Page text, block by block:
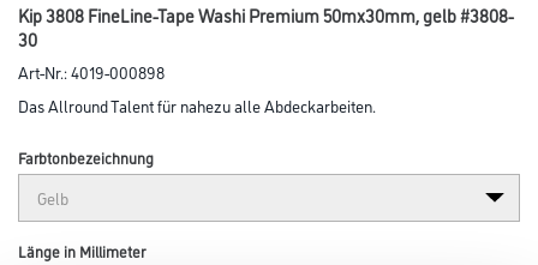
Kip 3808 FineLine-Tape Washi Premium 50mx30mm, gelb #3808-
30
Art-Nr.:4019-000898
Das Allround Talent für nahezu alle Abdeckarbeiten.
Farbtonbezeichnung
Länge in Millimeter